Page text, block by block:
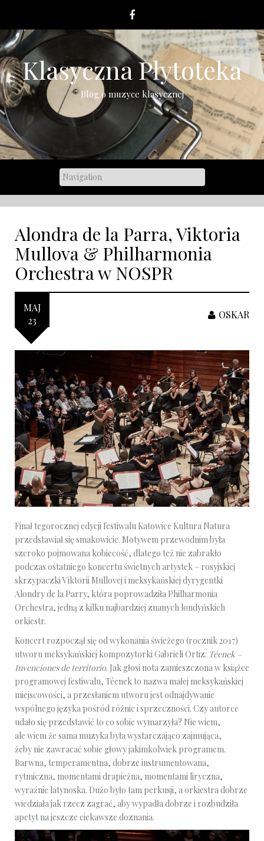
content
Klasyczna Płytoteka
Blog o muzyce klasycznej
Alondra de la Parra, Viktoria
Mullova & Philharmonia
Orchestra w NOSPR
MAJ
23
OSKAR
Finał tegorocznej edycji festiwalu Katowice Kultura Natura
przedstawiał się smakowicie. Motywem przewodnim była
szeroko pojmowana kobiecość, dlatego też nie zabrakło
podczas ostatniego koncertu świetnych artystek – rosyjskiej
skrzypaczki Viktorii Mullovej i meksykańskiej dyrygentki
Alondry de la Parry, która poprowadziła Philharmonia
Orchestra, jedną z kilku najbardziej znanych londyńskich
orkiestr.
Koncert rozpoczął się od wykonania świeżego (rocznik 2017)
utworu meksykańskiej kompozytorki Gabrieli Ortiz: Téenek –
Invenciones de territorio. Jak głosi nota zamieszczona w książce
programowej festiwalu, Téenek to nazwa małej meksykańskiej
miejscowości, a przesłaniem utworu jest odnajdywanie
wspólnego języka pośród różnic i sprzeczności. Czy autorce
udało się przedstawić to co sobie wymarzyła? Nie wiem,
ale wiem że sama muzyka była wystarczająco zajmująca,
żeby nie zawracać sobie głowy jakimkolwiek programem.
Barwna, temperamentna, dobrze instrumentowana,
rytmiczna, momentami drapieżna, momentami liryczna,
wyraźnie latynoska. Dużo było tam perkusji, a orkiestra dobrze
wiedziała jak rzecz zagrać, aby wypadła dobrze i rozbudziła
apetyt na jeszcze ciekawsze doznania.